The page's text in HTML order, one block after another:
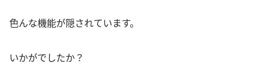
色んな機能が隠されています。
いかがでしたか？